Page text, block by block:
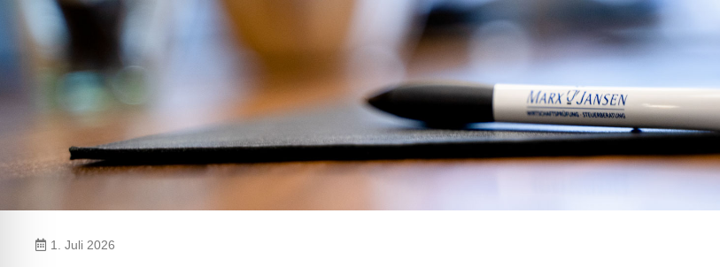
1. Juli 2026